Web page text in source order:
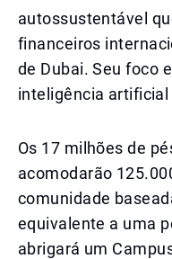
autossustentável
financeiros
de Dubai. Seu foco
inteligência
Os 17 milhões de
acomodarão
comunidade
equivalente a uma
abrigará um